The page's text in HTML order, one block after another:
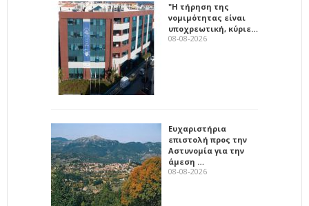
"Η τήρηση της
νομιμότητας είναι
υποχρεωτική, κύριε…
08-08-2026
Ευχαριστήρια
επιστολή προς την
Αστυνομία για την
άμεση …
08-08-2026